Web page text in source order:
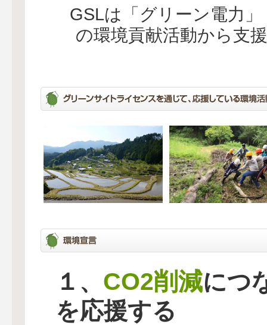
GSLは「グリーン電力
の環境貢献活動から支
１、 CO2削減につ
を応援する